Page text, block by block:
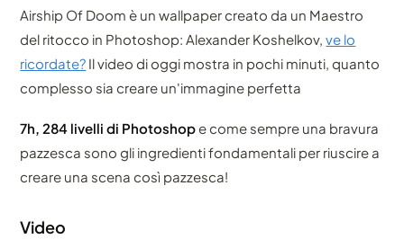
Airship Of Doom è un wallpaper creato da un Maestro
del ritocco in Photoshop: Alexander Koshelkov,ve lo
ricordate? Il video di oggi mostra in pochi minuti, quanto
complesso sia creare un'immagine perfetta
7h, 284 livelli di Photoshope come sempre una bravura
pazzesca sono gli ingredienti fondamentali per riuscire a
creare una scena così pazzesca!
Video